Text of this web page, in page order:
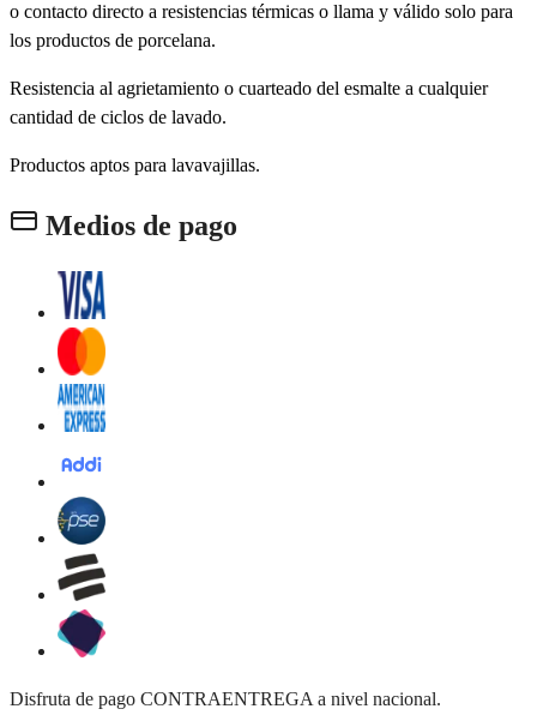
o contacto directo a resistencias térmicas o llama y válido solo para
los productos de porcelana.
Resistencia al agrietamiento o cuarteado del esmalte a cualquier
cantidad de ciclos de lavado.
Productos aptos para lavavajillas.
Medios de pago
Disfruta de pago CONTRAENTREGA a nivel nacional.